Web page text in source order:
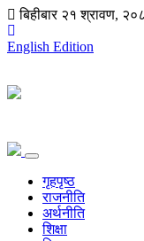
बिहीबार २१ श्रावण,
English Edition
गृहपृष्ठ
राजनीति
अर्थनीति
शिक्षा